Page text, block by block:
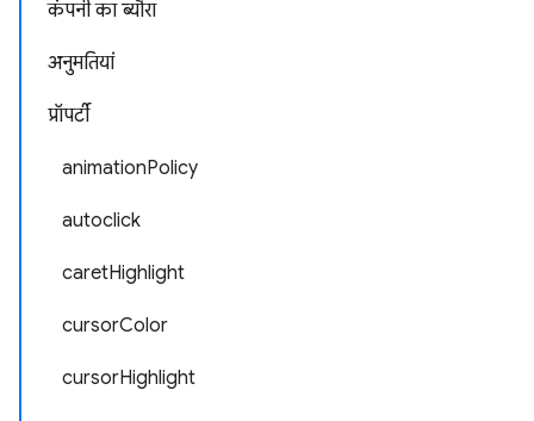
कंपनी का ब्यौरा
अनुमतियां
प्रॉपर्टी
animationPolicy
autoclick
caretHighlight
cursorColor
cursorHighlight